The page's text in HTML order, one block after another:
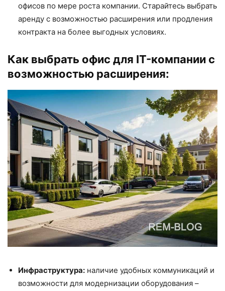
офисов по мере роста компании. Старайтесь выбрать
аренду с возможностью расширения или продления
контракта на более выгодных условиях.
Как выбрать офис для IT-компании с
возможностью расширения:
Инфраструктура: наличие удобных коммуникаций и
возможности для модернизации оборудования –